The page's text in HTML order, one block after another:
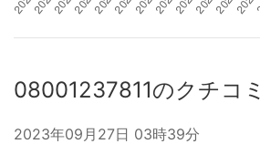
08001237811のクチコミ
2023年09月27日 03時39分